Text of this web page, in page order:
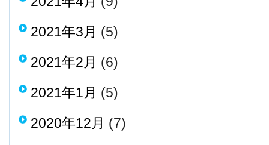
2021年3月 (5)
2021年2月 (6)
2021年1月 (5)
2020年12月 (7)